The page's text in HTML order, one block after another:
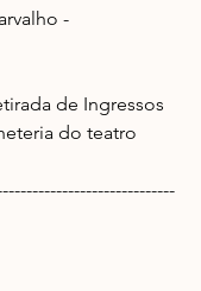
-
de Ingressos
do teatro